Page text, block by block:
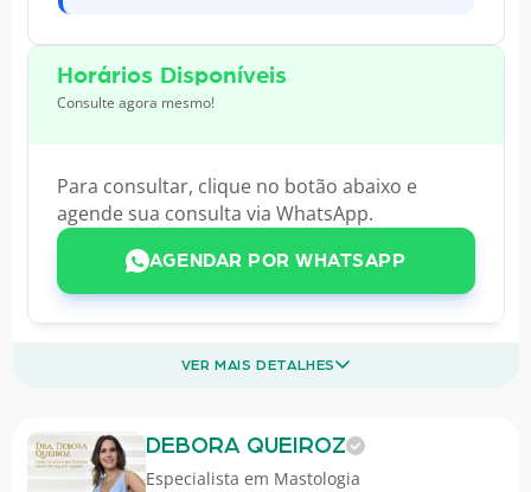
Horários Disponíveis
Consulte agora mesmo!
Para consultar, clique no botão abaixo e
agende sua consulta via WhatsApp.
AGENDAR POR WHATSAPP
VER MAIS DETALHES
DEBORA QUEIROZ
Especialista em Mastologia